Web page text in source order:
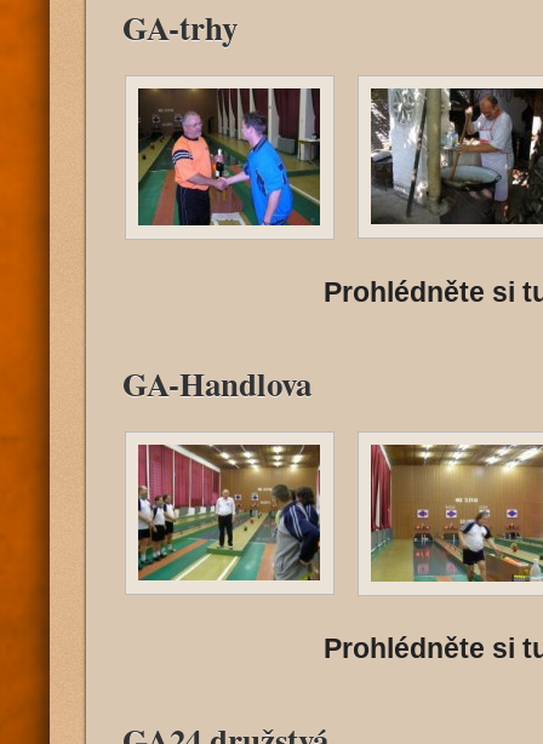
GA-trhy
Prohlédněte si
GA-Handlova
Prohlédněte si